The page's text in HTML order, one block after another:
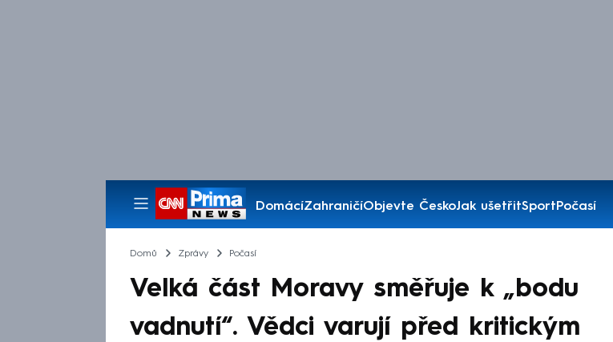
DomácíZahraničíObjevte ČeskoJak ušetřitSportPočasí
Pořady
Domů Zprávy Počasí
Velká část Moravy směřuje k „bodu
vadnutí“. Vědci varují před kritickým